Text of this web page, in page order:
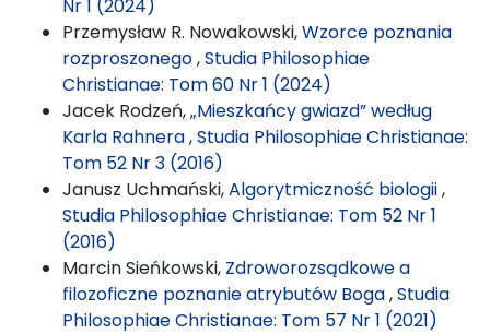
Nr 1 (2024)
Przemysław R. Nowakowski,Wzorce poznania
rozproszonego,Studia Philosophiae
Christianae: Tom 60 Nr 1 (2024)
Jacek Rodzeń,„Mieszkańcy gwiazd” według
Karla Rahnera,Studia Philosophiae Christianae:
Tom 52 Nr 3 (2016)
Janusz Uchmański,Algorytmiczność biologii,
Studia Philosophiae Christianae: Tom 52 Nr 1
(2016)
Marcin Sieńkowski, Zdroworozsądkowe a
filozoficzne poznanie atrybutów Boga,Studia
Philosophiae Christianae: Tom 57 Nr 1 (2021)